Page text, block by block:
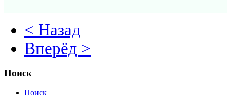
< Назад
Вперёд >
Поиск
Поиск